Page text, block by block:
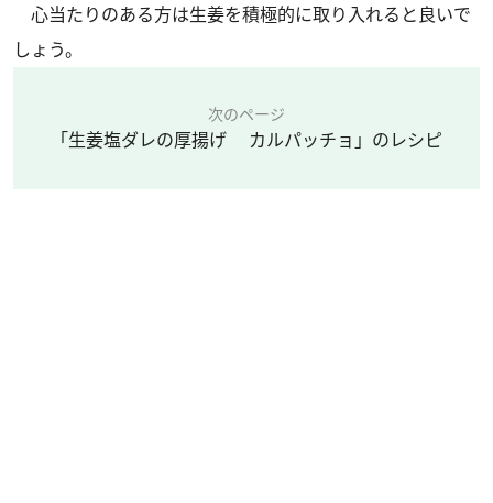
心当たりのある方は生姜を積極的に取り入れると良いで
しょう。
次のページ
「生姜塩ダレの厚揚げ カルパッチョ」のレシピ